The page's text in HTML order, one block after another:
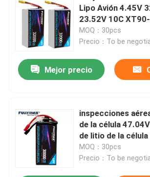
Lipo Avión 4.45V
23.52V 10C
MOQ：30pcs
Precio：To be
Mejor precio
inspecciones
de la célula
de litio de la
de la batería de
30000mah Lipo
MOQ：30pcs
Precio：To be